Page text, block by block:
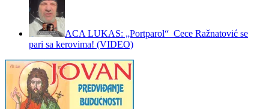
ACA LUKAS: „Portparol“ Cece Ražnatović se
pari sa kerovima! (VIDEO)